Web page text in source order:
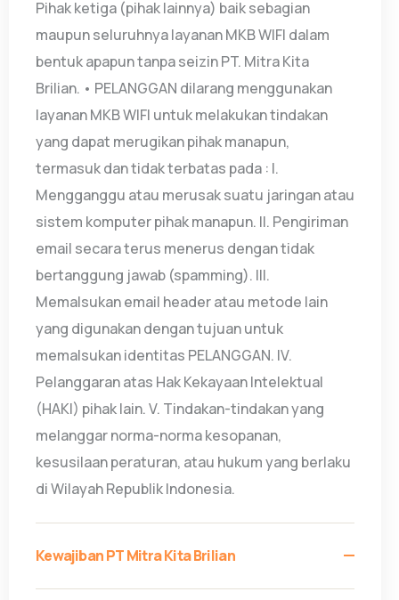
Pihak ketiga (pihak lainnya) baik sebagian
maupun seluruhnya layanan MKB WIFI dalam
bentuk apapun tanpa seizin PT. Mitra Kita
Brilian. • PELANGGAN dilarang menggunakan
layanan MKB WIFI untuk melakukan tindakan
yang dapat merugikan pihak manapun,
termasuk dan tidak terbatas pada : I.
Mengganggu atau merusak suatu jaringan atau
sistem komputer pihak manapun. II. Pengiriman
email secara terus menerus dengan tidak
bertanggung jawab (spamming). III.
Memalsukan email header atau metode lain
yang digunakan dengan tujuan untuk
memalsukan identitas PELANGGAN. IV.
Pelanggaran atas Hak Kekayaan Intelektual
(HAKI) pihak lain. V. Tindakan-tindakan yang
melanggar norma-norma kesopanan,
kesusilaan peraturan, atau hukum yang berlaku
di Wilayah Republik Indonesia.
Kewajiban PT Mitra Kita Brilian